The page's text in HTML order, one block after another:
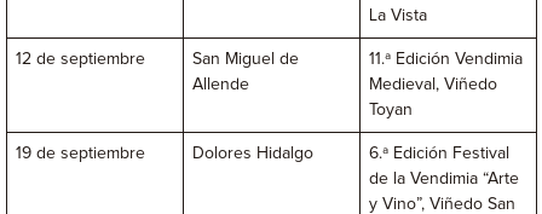
La Vista
12 de septiembre
San Miguel de
Allende
11.ª Edición Vendimia
Medieval, Viñedo
Toyan
19 de septiembre Dolores Hidalgo
6.ª Edición Festival
de la Vendimia “Arte
y Vino”, Viñedo San